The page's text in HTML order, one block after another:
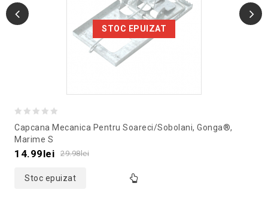
STOC EPUIZAT
out
of
Capcana Mecanica Pentru Soareci/sobolani, Gonga®,
Marime S
29.98lei
14.99lei
Stoc epuizat